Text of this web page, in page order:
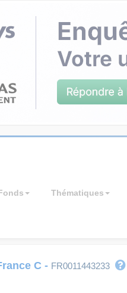
Thématiques
C - FR0011443233